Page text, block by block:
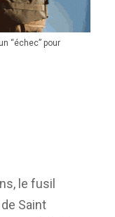
“échec” pour
le fusil
Saint